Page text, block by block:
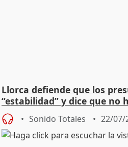
Llorca defiende que los
“estabilidad” y dice que no
Sonido Totales 22/07/